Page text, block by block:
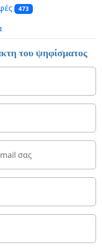
473
του ψηφίσματος
σας